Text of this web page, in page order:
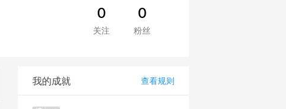
0
关注
0
粉丝
我的成就 查看规则